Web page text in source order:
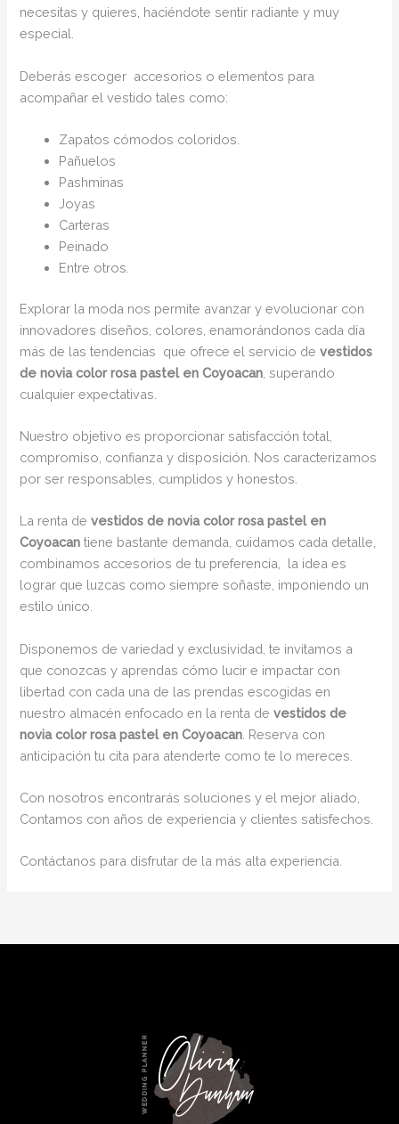
necesitas y quieres, haciéndote sentir radiante y muy
especial.
Deberás escoger accesorios o elementos para
acompañar el vestido tales como:
Zapatos cómodos coloridos.
Pañuelos
Pashminas
Joyas
Carteras
Peinado
Entre otros.
Explorar la moda nos permite avanzar y evolucionar con
innovadores diseños, colores, enamorándonos cada día
más de las tendencias que ofrece el servicio devestidos
de novia color rosa pastel en Coyoacan , superando
cualquier expectativas.
Nuestro objetivo es proporcionar satisfacción total,
compromiso, confianza y disposición. Nos caracterizamos
por ser responsables, cumplidos y honestos.
La renta devestidos de novia color rosa pastel en
Coyoacantiene bastante demanda, cuidamos cada detalle,
combinamos accesorios de tu preferencia, la idea es
lograr que luzcas como siempre soñaste, imponiendo un
estilo único.
Disponemos de variedad y exclusividad, te invitamos a
que conozcas y aprendas cómo lucir e impactar con
libertad con cada una de las prendas escogidas en
nuestro almacén enfocado en la renta devestidos de
novia color rosa pastel en Coyoacan . Reserva con
anticipación tu cita para atenderte como te lo mereces.
Con nosotros encontrarás soluciones y el mejor aliado,
Contamos con años de experiencia y clientes satisfechos.
Contáctanos para disfrutar de la más alta experiencia.